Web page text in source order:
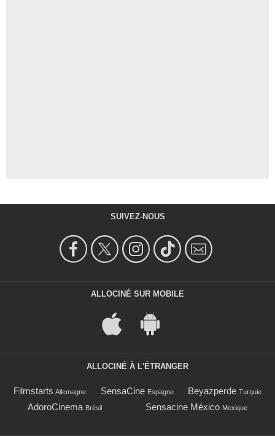
SUIVEZ-NOUS
ALLOCINÉ SUR MOBILE
ALLOCINÉ À L'ÉTRANGER
Filmstarts Allemagne SensaCine Espagne Beyazperde Turquie
AdoroCinema Brésil Sensacine México Mexique